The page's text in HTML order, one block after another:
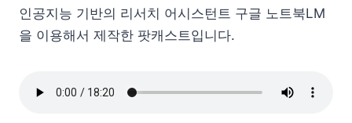
인공지능 기반의 리서치 어시스턴트 구글 노트북LM
을 이용해서 제작한 팟캐스트입니다.